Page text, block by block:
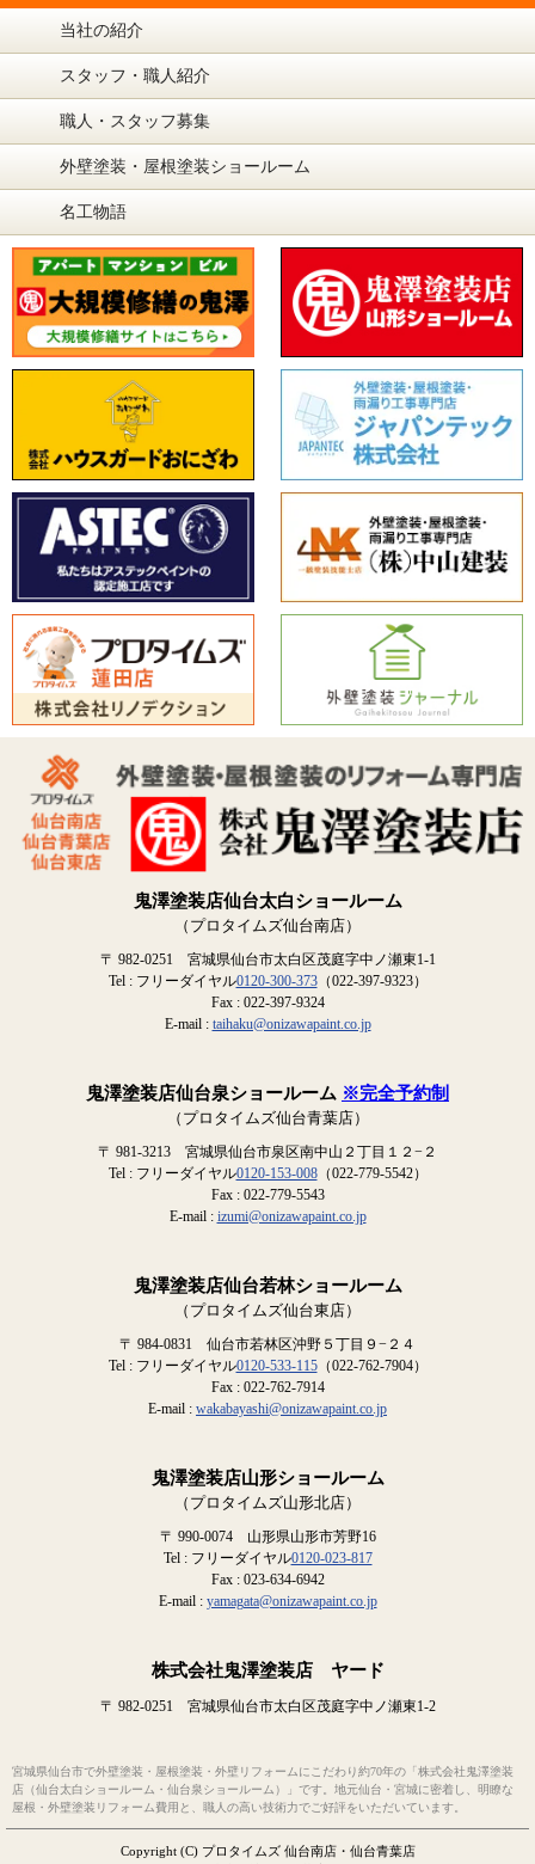
当社の紹介
スタッフ・職人紹介
職人・スタッフ募集
外壁塗装・屋根塗装ショールーム
名工物語
鬼澤塗装店仙台太白ショールーム
（プロタイムズ仙台南店）
〒 982-0251 宮城県仙台市太白区茂庭字中ノ瀬東1-1
Tel : フリーダイヤル0120-300-373（022-397-9323）
Fax : 022-397-9324
E-mail : taihaku@onizawapaint.co.jp
鬼澤塗装店仙台泉ショールーム ※完全予約制
（プロタイムズ仙台青葉店）
〒 981-3213 宮城県仙台市泉区南中山２丁目１２−２
Tel : フリーダイヤル0120-153-008（022-779-5542）
Fax : 022-779-5543
E-mail : izumi@onizawapaint.co.jp
鬼澤塗装店仙台若林ショールーム
（プロタイムズ仙台東店）
〒 984-0831 仙台市若林区沖野５丁目９−２４
Tel : フリーダイヤル0120-533-115（022-762-7904）
Fax : 022-762-7914
E-mail : wakabayashi@onizawapaint.co.jp
鬼澤塗装店山形ショールーム
（プロタイムズ山形北店）
〒 990-0074 山形県山形市芳野16
Tel : フリーダイヤル0120-023-817
Fax : 023-634-6942
E-mail : yamagata@onizawapaint.co.jp
株式会社鬼澤塗装店 ヤード
〒 982-0251 宮城県仙台市太白区茂庭字中ノ瀬東1-2
宮城県仙台市で外壁塗装・屋根塗装・外壁リフォームにこだわり約70年の「株式会社鬼澤塗装
店（仙台太白ショールーム・仙台泉ショールーム）」です。地元仙台・宮城に密着し、明瞭な
屋根・外壁塗装リフォーム費用と、職人の高い技術力でご好評をいただいています。
Copyright (C) プロタイムズ 仙台南店・仙台青葉店